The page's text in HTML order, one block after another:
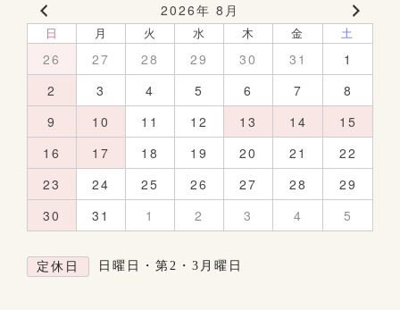
2026年 8月
日 月 火 水 木 金 土
26 27 28 29 30 31
1
2
3 4 5 6 7
8
9
10 11 12 13 14
15
16
17 18 19 20 21
22
23
24 25 26 27 28
29
30
31 1 2 3 4 5
定休日 日曜日・第2・3月曜日